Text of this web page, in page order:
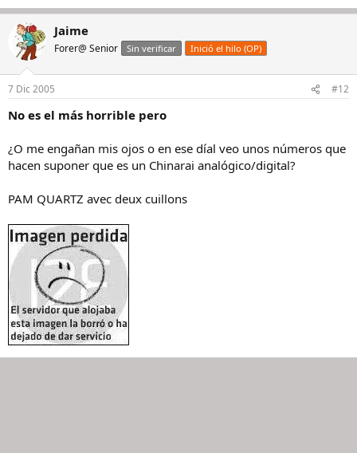
Jaime
Forer@ Senior Sin verificar Inició el hilo (OP)
7 Dic 2005 #12
No es el más horrible pero
¿O me engañan mis ojos o en ese díal veo unos números que
hacen suponer que es un Chinarai analógico/digital?
PAM QUARTZ avec deux cuillons